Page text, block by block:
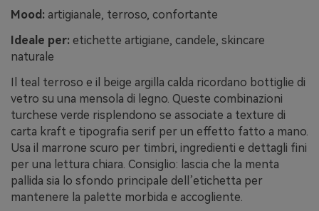
Mood: artigianale, terroso, confortante
Ideale per: etichette artigiane, candele, skincare
naturale
Il teal terroso e il beige argilla calda ricordano bottiglie di
vetro su una mensola di legno. Queste combinazioni
turchese verde risplendono se associate a texture di
carta kraft e tipografia serif per un effetto fatto a mano.
Usa il marrone scuro per timbri, ingredienti e dettagli fini
per una lettura chiara. Consiglio: lascia che la menta
pallida sia lo sfondo principale dell’etichetta per
mantenere la palette morbida e accogliente.